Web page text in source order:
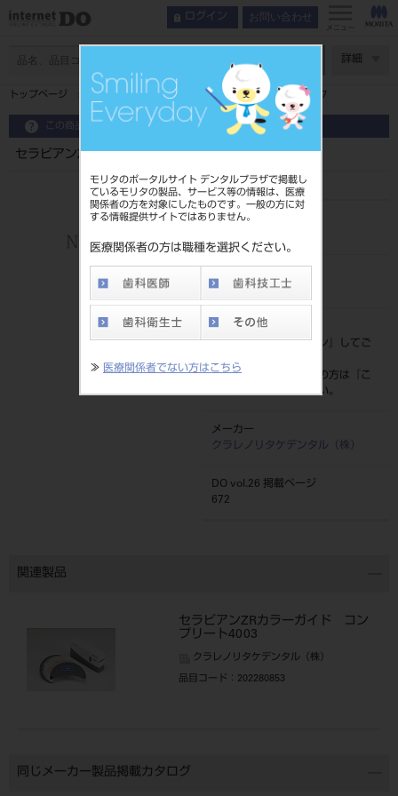
モリタのポータルサイト デンタルプラザで掲載し
ているモリタの製品、サービス等の情報は、医療
関係者の方を対象にしたものです。一般の方に対
する情報提供サイトではありません。
医療関係者の方は職種を選択ください。
≫ 医療関係者でない方はこちら
ログイン お問い合わせ
メニュー
詳細
トップページ セラビアンZRカラーガイド モディファイヤー 427
この商品に関するお問い合わせ
セラビアンZRカラーガイド モディファイヤー 427
品目コード
4571215163416
標準価格
価格の確認は『ログイン
』してご
ネット会員登録がまだの方は『
こ
ちら』より登録ください。
メーカー
クラレノリタケデンタル（株）
DO vol.26 掲載ページ
672
関連製品
セラビアンZRカラーガイド コン
プリート4003
クラレノリタケデンタル（株）
品目コード ：202280853
同じメーカー製品掲載カタログ